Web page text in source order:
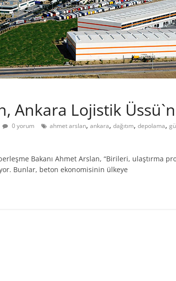
Ankara Lojistik
0 yorum ahmet arslan, ankara, dağıtım, depolama,
Bakanı Ahmet Arslan, “Birileri, ulaştırma
Bunlar, beton ekonomisinin ülkeye